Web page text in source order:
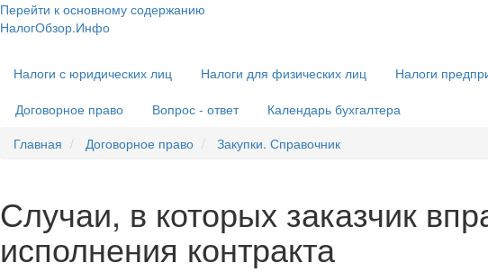
Перейти к основному содержанию
НалогОбзор.Инфо
навигация
Налоги с юридических лиц Налоги для физических лиц Налоги
Договорное право
Вопрос - ответ
Календарь бухгалтера
Главная
Договорное право Закупки. Справочник
Случаи, в которых заказчик
исполнения контракта